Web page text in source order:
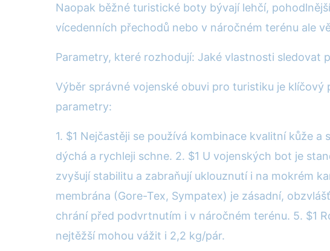
Naopak běžné turistické boty bývají lehčí,
vícedenních přechodů nebo v náročném terénu ale
Parametry, které rozhodují: Jaké vlastnosti sledovat
Výběr správné vojenské obuvi pro turistiku je klíčový
parametry:
1. $1 Nejčastěji se používá kombinace kvalitní kůže
dýchá a rychleji schne. 2. $1 U vojenských bot je
zvyšují stabilitu a zabraňují uklouznutí i na mokrém
membrána (Gore-Tex, Sympatex) je zásadní,
chrání před podvrtnutím i v náročném terénu. 5. $1
nejtěžší mohou vážit i 2,2 kg/pár.